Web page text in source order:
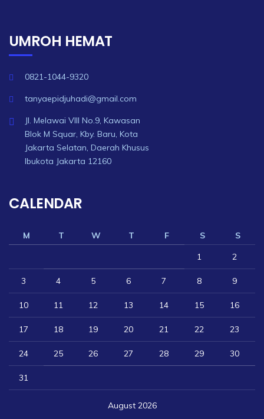
UMROH HEMAT
0821-1044-9320
tanyaepidjuhadi@gmail.com
Jl. Melawai VIII No.9, Kawasan
Blok M Squar, Kby. Baru, Kota
Jakarta Selatan, Daerah Khusus
Ibukota Jakarta 12160
CALENDAR
August 2026
M T W T F S
S
1
2
3 4 5 6 7 8 9
10 11 12 13 14 15 16
17 18 19 20 21 22 23
24 25 26 27 28 29 30
31